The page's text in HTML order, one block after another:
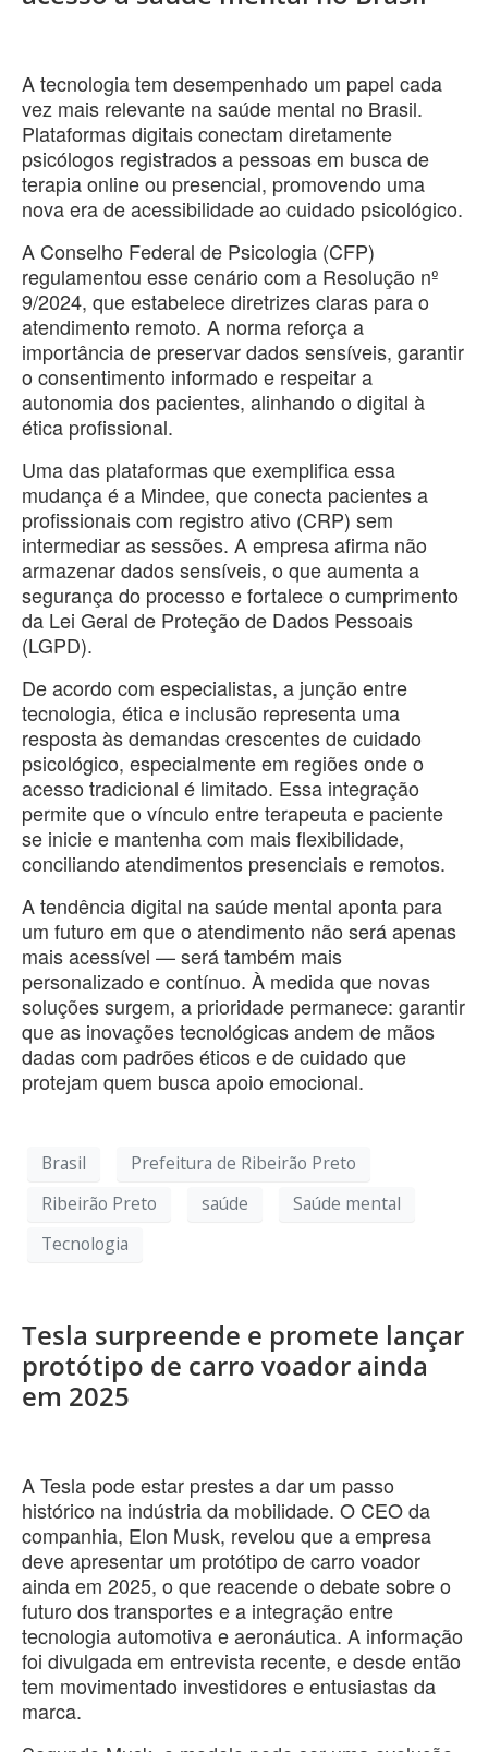
A tecnologia tem desempenhado um papel cada
vez mais relevante na saúde mental no Brasil.
Plataformas digitais conectam diretamente
psicólogos registrados a pessoas em busca de
terapia online ou presencial, promovendo uma
nova era de acessibilidade ao cuidado psicológico.
A Conselho Federal de Psicologia (CFP)
regulamentou esse cenário com a Resolução nº
9/2024, que estabelece diretrizes claras para o
atendimento remoto. A norma reforça a
importância de preservar dados sensíveis, garantir
o consentimento informado e respeitar a
autonomia dos pacientes, alinhando o digital à
ética profissional.
Uma das plataformas que exemplifica essa
mudança é a Mindee, que conecta pacientes a
profissionais com registro ativo (CRP) sem
intermediar as sessões. A empresa afirma não
armazenar dados sensíveis, o que aumenta a
segurança do processo e fortalece o cumprimento
da Lei Geral de Proteção de Dados Pessoais
(LGPD).
De acordo com especialistas, a junção entre
tecnologia, ética e inclusão representa uma
resposta às demandas crescentes de cuidado
psicológico, especialmente em regiões onde o
acesso tradicional é limitado. Essa integração
permite que o vínculo entre terapeuta e paciente
se inicie e mantenha com mais flexibilidade,
conciliando atendimentos presenciais e remotos.
A tendência digital na saúde mental aponta para
um futuro em que o atendimento não será apenas
mais acessível — será também mais
personalizado e contínuo. À medida que novas
soluções surgem, a prioridade permanece: garantir
que as inovações tecnológicas andem de mãos
dadas com padrões éticos e de cuidado que
protejam quem busca apoio emocional.
Brasil
Prefeitura de Ribeirão Preto
Ribeirão Preto
saúde
Saúde mental
Tecnologia
Tesla surpreende e promete lançar
protótipo de carro voador ainda
em 2025
A Tesla pode estar prestes a dar um passo
histórico na indústria da mobilidade. O CEO da
companhia, Elon Musk, revelou que a empresa
deve apresentar um protótipo de carro voador
ainda em 2025, o que reacende o debate sobre o
futuro dos transportes e a integração entre
tecnologia automotiva e aeronáutica. A informação
foi divulgada em entrevista recente, e desde então
tem movimentado investidores e entusiastas da
marca.